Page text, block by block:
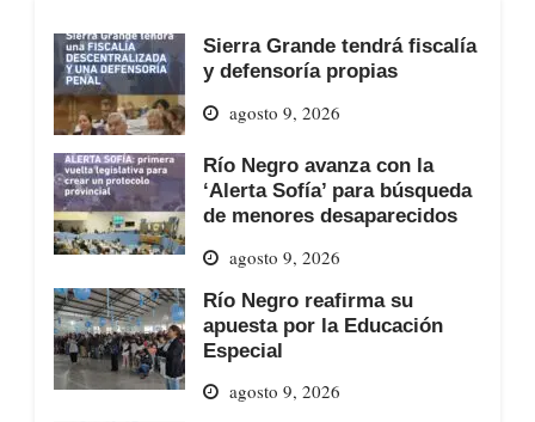
Sierra Grande tendrá fiscalía
y defensoría propias
agosto 9, 2026
Río Negro avanza con la
‘Alerta Sofía’ para búsqueda
de menores desaparecidos
agosto 9, 2026
Río Negro reafirma su
apuesta por la Educación
Especial
agosto 9, 2026